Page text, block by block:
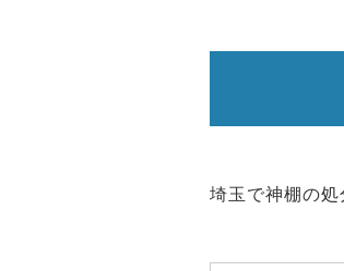
埼玉で神棚の処